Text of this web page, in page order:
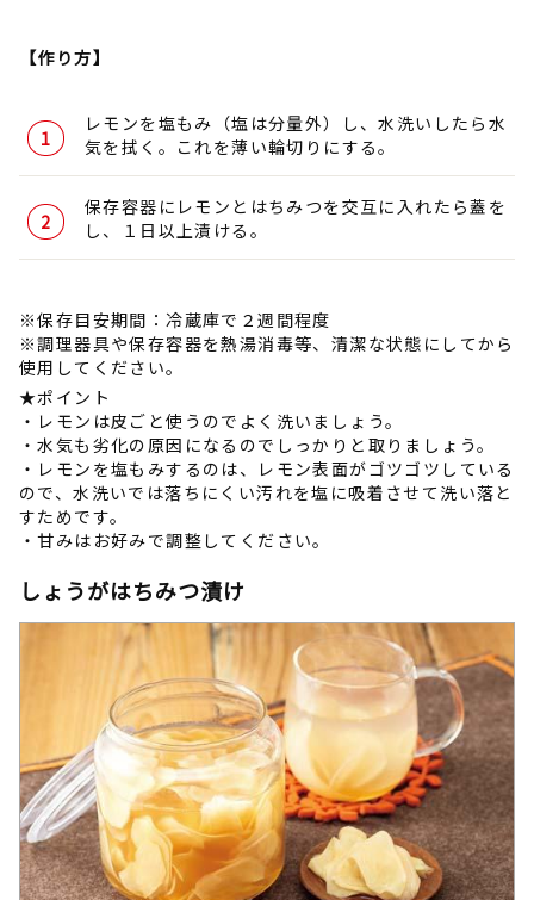
【作り方】
レモンを塩もみ（塩は分量外）し、水洗いしたら水
気を拭く。これを薄い輪切りにする。
保存容器にレモンとはちみつを交互に入れたら蓋を
し、１日以上漬ける。
※保存目安期間：冷蔵庫で２週間程度
※調理器具や保存容器を熱湯消毒等、清潔な状態にしてから
使用してください。
★ポイント
・レモンは皮ごと使うのでよく洗いましょう。
・水気も劣化の原因になるのでしっかりと取りましょう。
・レモンを塩もみするのは、レモン表面がゴツゴツしている
ので、水洗いでは落ちにくい汚れを塩に吸着させて洗い落と
すためです。
・甘みはお好みで調整してください。
しょうがはちみつ漬け